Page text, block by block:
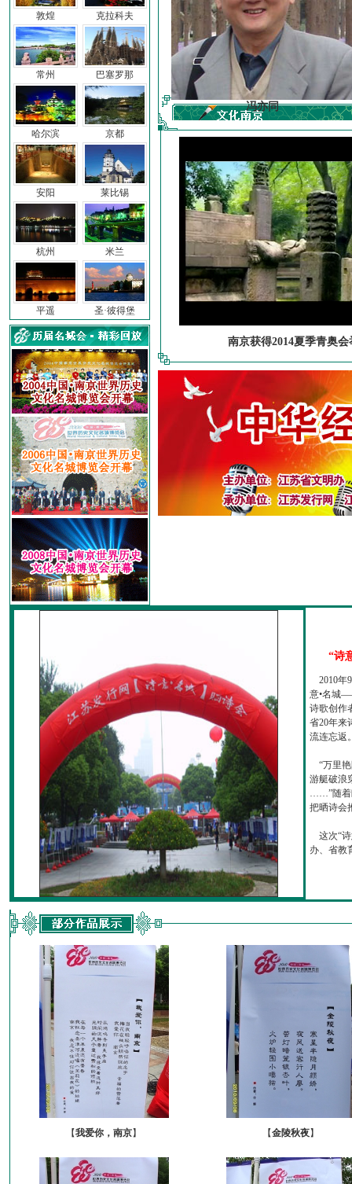
敦煌
常州
哈尔滨
安阳
杭州
平遥
克拉科夫
巴塞罗那
京都
莱比锡
米兰
圣·彼得堡
车前子 冯亦同
南京获得2014夏季青奥会
“诗
2010年
意•名城
诗歌创作
省20年来
流连忘返
“万里艳
游艇破浪
……”随着
把晒诗会
这次“诗
办、省教
【我爱你，南京】 【金陵秋夜】